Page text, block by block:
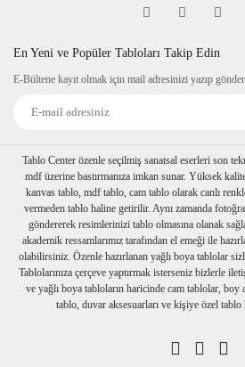
En Yeni ve Popüler Tabloları Takip Edin
E-Bültene kayıt olmak için mail adresinizi yazıp
Tablo Center özenle seçilmiş sanatsal eserleri son
mdf üzerine bastırmanıza imkan sunar. Yüksek
kanvas tablo, mdf tablo, cam tablo olarak canlı
vermeden tablo haline getirilir. Aynı zamanda
göndererek resimlerinizi tablo olmasına olanak
akademik ressamlarımız tarafından el emeği ile
olabilirsiniz. Özenle hazırlanan yağlı boya tablolar
Tablolarınıza çerçeve yaptırmak isterseniz bizlerle
ve yağlı boya tabloların haricinde cam tablolar, boy
tablo, duvar aksesuarları ve kişiye özel